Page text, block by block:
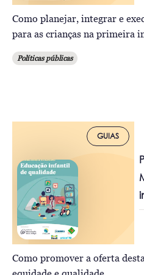
Como planejar, integrar e
para as crianças na primeira
Políticas públicas
GUIAS
Como promover a oferta